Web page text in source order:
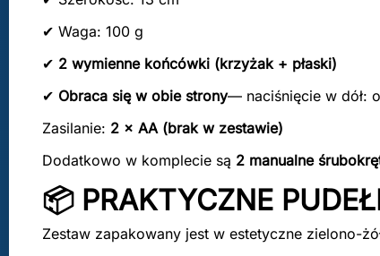
✔ Waga: 100 g
✔ 2 wymienne końcówki (krzyżak + płaski)
✔ Obraca się w obie strony— naciśnięcie w dół:
Zasilanie: 2 × AA (brak w zestawie)
Dodatkowo w komplecie są 2 manualne
📦 PRAKTYCZNE
Zestaw zapakowany jest w estetyczne zielono-